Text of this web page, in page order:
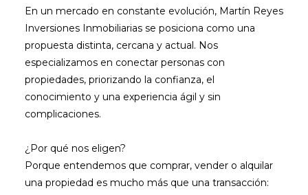
En un mercado en constante evolución, Martín Reyes
Inversiones Inmobiliarias se posiciona como una
propuesta distinta, cercana y actual. Nos
especializamos en conectar personas con
propiedades, priorizando la confianza, el
conocimiento y una experiencia ágil y sin
complicaciones.
¿Por qué nos eligen?
Porque entendemos que comprar, vender o alquilar
una propiedad es mucho más que una transacción: